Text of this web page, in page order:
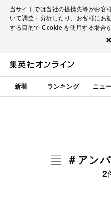
当サイトでは当社の提携先等がお客
いて調査・分析したり、お客様にお
する目的で Cookie を使用する場合が
×
新着 ランキング ニュ
＃アン
2